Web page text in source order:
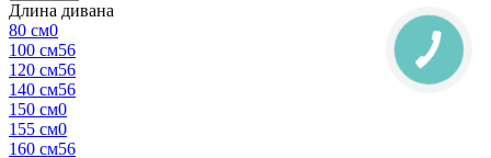
Длина дивана
80 см0
100 см56
120 см56
140 см56
150 см0
155 см0
160 см56